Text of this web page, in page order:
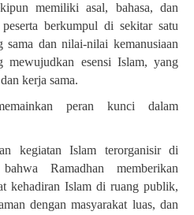
memiliki asal, bahasa, dan
berkumpul di sekitar satu
sama dan nilai-nilai kemanusiaan
mewujudkan esensi Islam, yang
kerja sama.
peran kunci dalam
kegiatan Islam terorganisir di
Ramadhan memberikan
kehadiran Islam di ruang publik,
dengan masyarakat luas, dan